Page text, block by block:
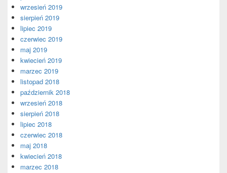
wrzesień 2019
sierpień 2019
lipiec 2019
czerwiec 2019
maj 2019
kwiecień 2019
marzec 2019
listopad 2018
październik 2018
wrzesień 2018
sierpień 2018
lipiec 2018
czerwiec 2018
maj 2018
kwiecień 2018
marzec 2018